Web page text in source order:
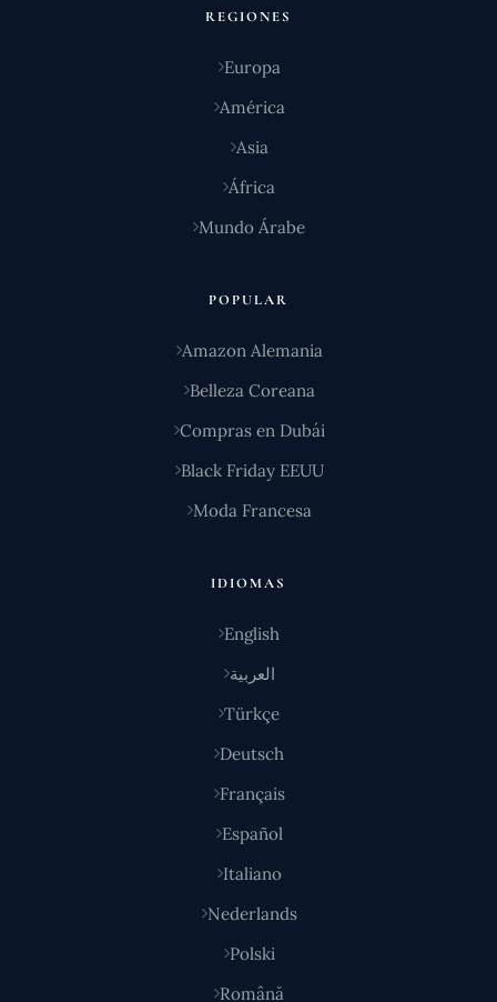
REGIONES
Europa
América
Asia
África
Mundo Árabe
POPULAR
Amazon Alemania
Belleza Coreana
Compras en Dubái
Black Friday EEUU
Moda Francesa
IDIOMAS
English
العربية
Türkçe
Deutsch
Français
Español
Italiano
Nederlands
Polski
Română